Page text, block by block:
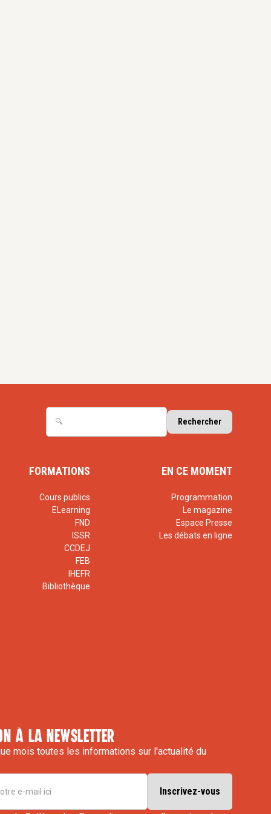
FORMATIONS
Cours publics
ELearning
FND
ISSR
CCDEJ
FEB
IHEFR
Bibliothèque
EN CE MOMENT
Programmation
Le magazine
Espace Presse
Les débats en ligne
à la newsletter
mois toutes les informations sur l'actualité du